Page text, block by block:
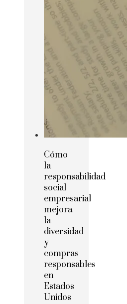
Cómo
la
responsabilidad
social
empresarial
mejora
la
diversidad
y
compras
responsables
en
Estados
Unidos